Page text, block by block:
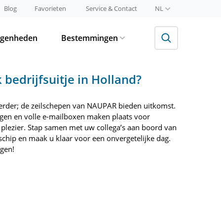
Blog Favorieten Service & Contact NL
Bestemmingen
bedrijfsuitje in Holland?
de zeilschepen van NAUPAR bieden uitkomst.
en volle e-mailboxen maken plaats voor
Stap samen met uw collega’s aan boord van
en maak u klaar voor een onvergetelijke dag.